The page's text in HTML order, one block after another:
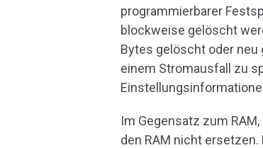
programmierbarer
blockweise gelöscht
Bytes gelöscht oder neu
einem Stromausfall zu
Im Gegensatz zum
den RAM nicht ersetzen.